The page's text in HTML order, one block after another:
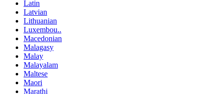
Latin
Latvian
Lithuanian
Luxembou..
Macedonian
Malagasy
Malay
Malayalam
Maltese
Maori
Marathi